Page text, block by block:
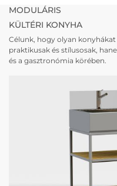
MODULÁRIS
KÜLTÉRI KONYHA
Célunk, hogy olyan
praktikusak és stílusosak,
és a gasztronómia körében.